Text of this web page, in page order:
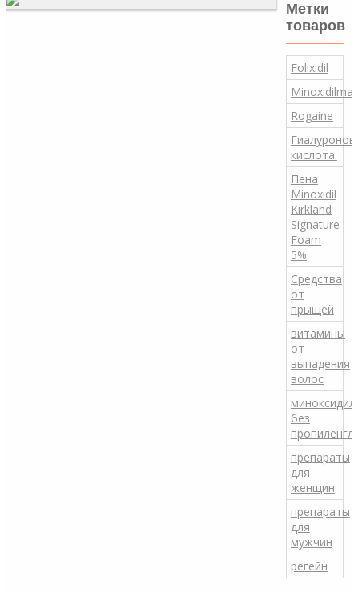
Метки
товаров
Folixidil
Minoxidilmax
Rogaine
кислота.
Пена
Minoxidil
Kirkland
Signature
Foam
5%
Средства
от
прыщей
витамины
от
выпадения
волос
миноксидил
без
препараты
для
женщин
препараты
для
мужчин
регейн